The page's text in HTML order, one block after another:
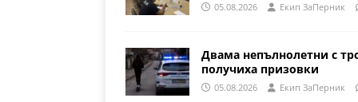
05.08.2026 Eкип ЗаПерник
Двама непълнолетни с
получиха призовки
05.08.2026 Eкип ЗаПерник